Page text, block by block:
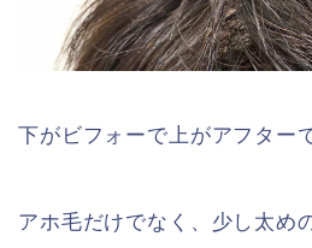
下がビフォーで上がアフター
アホ毛だけでなく、少し太め